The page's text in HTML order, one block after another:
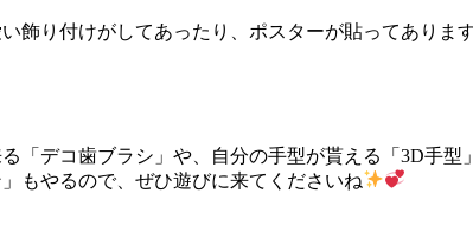
飾り付けがしてあったり、ポスターが貼ってあります
「デコ歯ブラシ」や、自分の手型が貰える「3D手
もやるので、ぜひ遊びに来てくださいね